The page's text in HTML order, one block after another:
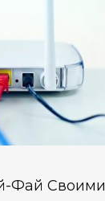
Фай Своими